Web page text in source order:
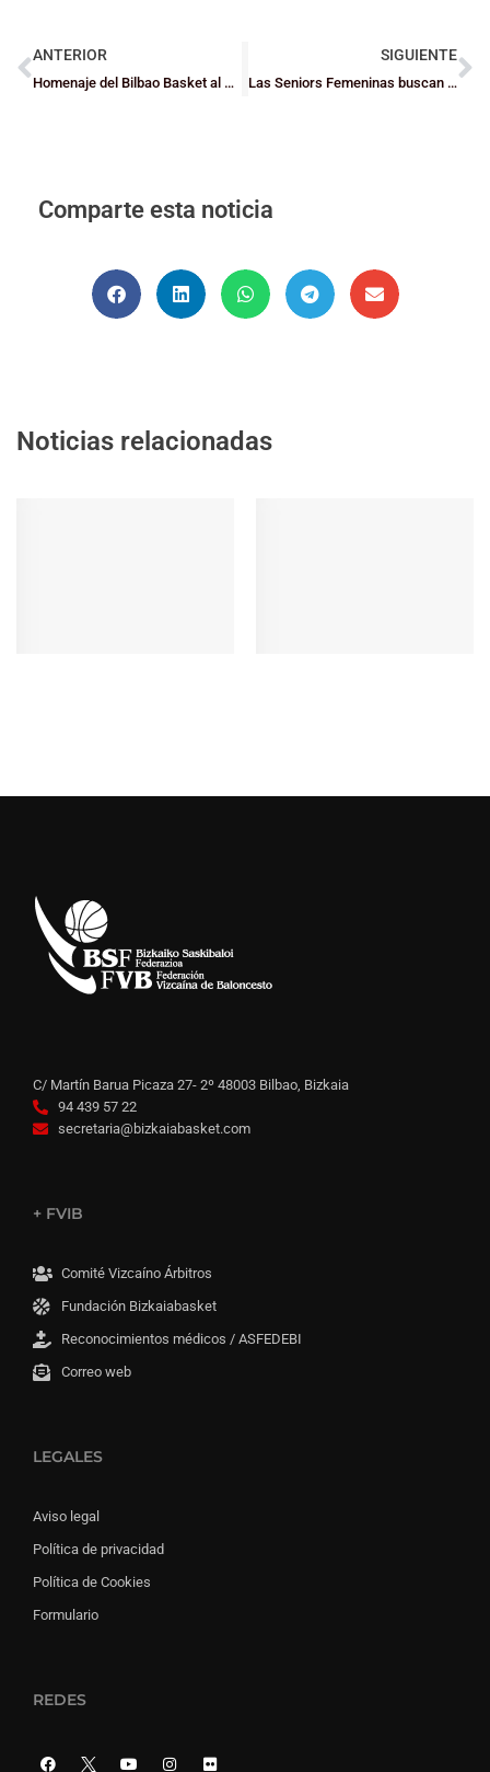
ANTERIOR
Homenaje del Bilbao Basket al Gernika Bizkaia por su ascenso y una magnífica temporada
SIGUIENTE
Las Seniors Femeninas buscan su título de Copa
Comparte esta noticia
Noticias relacionadas
C/ Martín Barua Picaza 27- 2º 48003 Bilbao, Bizkaia
94 439 57 22
secretaria@bizkaiabasket.com
+ FVIB
Comité Vizcaíno Árbitros
Fundación Bizkaiabasket
Reconocimientos médicos / ASFEDEBI
Correo web
LEGALES
Aviso legal
Política de privacidad
Política de Cookies
Formulario
REDES